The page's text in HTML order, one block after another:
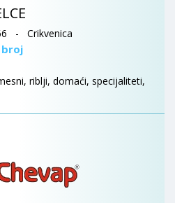
- Crikvenica
broj
riblji, domaći, specijaliteti,